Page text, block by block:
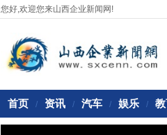
您好,欢迎您来山西企业新闻网!
首页 / 资讯 / 汽车 / 娱乐 /